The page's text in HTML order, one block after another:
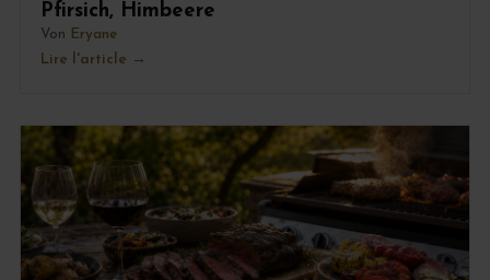
Pfirsich, Himbeere
Von
Eryane
Lire l'article